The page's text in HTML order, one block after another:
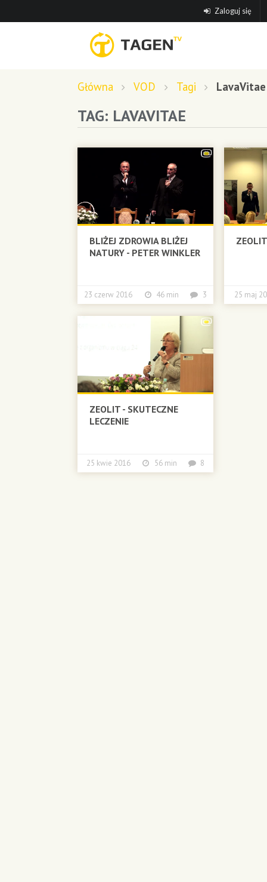
Zaloguj się
Główna VOD Tagi LavaVitae
TAG: LAVAVITAE
BLIŻEJ ZDROWIA BLIŻEJ
NATURY - PETER WINKLER
23 czerw 2016 46 min 3 25 maj
ZEOLIT - SKUTECZNE
LECZENIE
25 kwie 2016 56 min 8